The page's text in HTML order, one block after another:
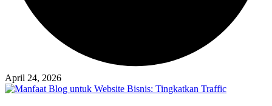
April 24, 2026